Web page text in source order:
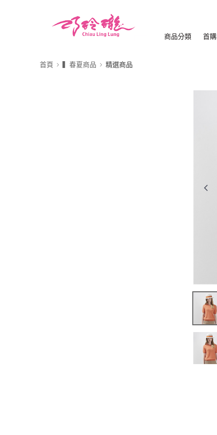
商品分類 首
首頁 ▍春夏商品 精選商品